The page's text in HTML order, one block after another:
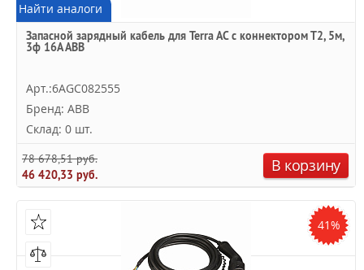
Найти аналоги
Запасной зарядный кабель для Terra AC с коннектором Т2, 5м,
3ф 16A ABB
Арт.:6AGC082555
Бренд: ABB
Склад: 0 шт.
78 678,51 руб.
46 420,33 руб.
В корзину
41%